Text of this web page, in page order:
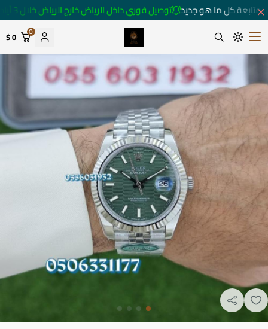
كل ما هو جديد توصيل فوري داخل الرياض خارج الرياض خلال 3 أيام 🚚
متجر ساعات رومانس
0
0 $